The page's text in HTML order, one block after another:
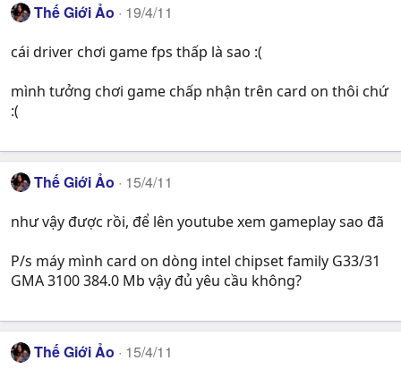
Thế Giới Ảo 19/4/11
cái driver chơi game fps thấp là sao :(
mình tưởng chơi game chấp nhận trên card on thôi chứ
:(
Thế Giới Ảo 15/4/11
như vậy được rồi, để lên youtube xem gameplay sao đã
P/s máy mình card on dòng intel chipset family G33/31
GMA 3100 384.0 Mb vậy đủ yêu cầu không?
Thế Giới Ảo 15/4/11